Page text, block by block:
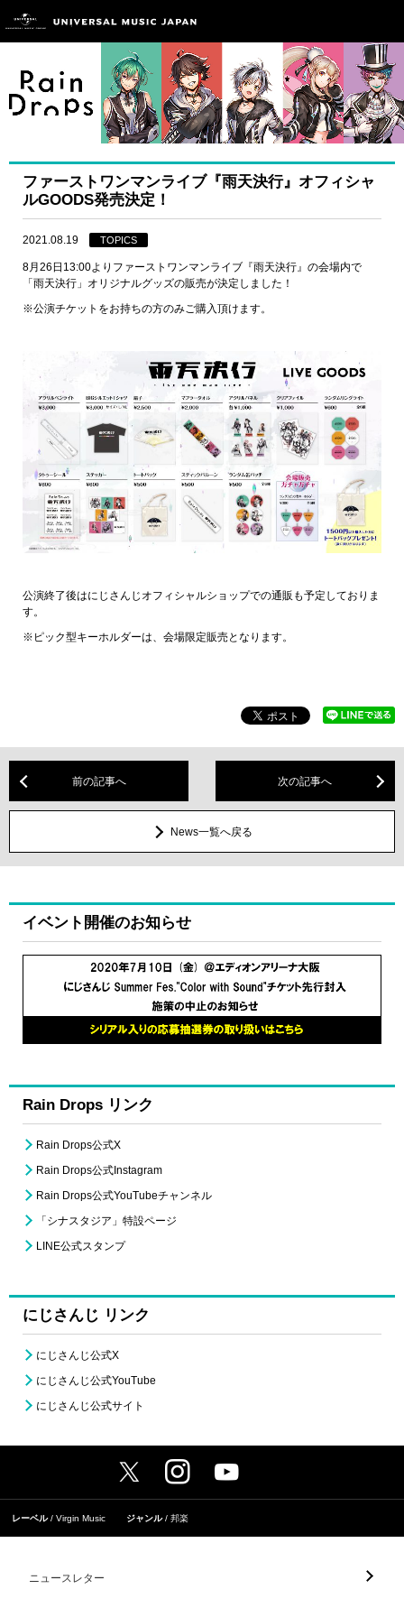
ファーストワンマンライブ『雨天決行』オフィシャ
ルGOODS発売決定！
2021.08.19 TOPICS
8月26日13:00よりファーストワンマンライブ『雨天決行』の会場内で
「雨天決行」オリジナルグッズの販売が決定しました！
※公演チケットをお持ちの方のみご購入頂けます。
公演終了後はにじさんじオフィシャルショップでの通販も予定しておりま
す。
※ピック型キーホルダーは、会場限定販売となります。
前の記事へ 次の記事へ
News一覧へ戻る
イベント開催のお知らせ
Rain Drops リンク
Rain Drops公式X
Rain Drops公式Instagram
Rain Drops公式YouTubeチャンネル
「シナスタジア」特設ページ
LINE公式スタンプ
にじさんじ リンク
にじさんじ公式X
にじさんじ公式YouTube
にじさんじ公式サイト
レーベル Virgin Music ジャンル 邦楽
ニュースレター